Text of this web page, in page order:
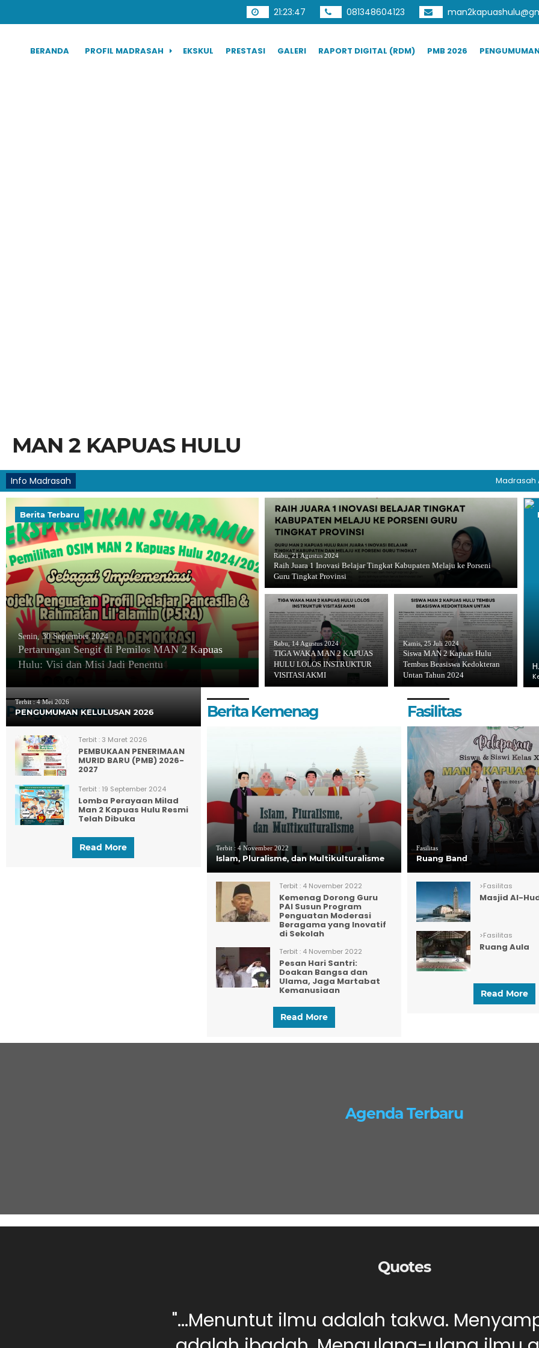
21:23:48 081348604123
BERANDA PROFIL MADRASAH EKSKUL PRESTASI GALERI RAPORT DIGITAL (RDM) PMB 2026
MAN 2 KAPUAS HULU
Info Madrasah Madrasah
Berita Terbaru
Senin, 30 September 2024
Pertarungan Sengit di Pemilos MAN 2 Kapuas
Hulu: Visi dan Misi Jadi Penentu
Rabu, 21 Agustus 2024
Raih Juara 1 Inovasi Belajar Tingkat Kabupaten Melaju ke Porseni
Guru Tingkat Provinsi
Rabu, 14 Agustus 2024
TIGA WAKA MAN 2 KAPUAS
HULU LOLOS INSTRUKTUR
VISITASI AKMI
Kamis, 25 Juli 2024
Siswa MAN 2 Kapuas Hulu
Tembus Beasiswa Kedokteran
Untan Tahun 2024
Pengumuman
Terbit :4 Mei 2026
PENGUMUMAN KELULUSAN 2026
Terbit : 3 Maret 2026
PEMBUKAAN PENERIMAAN
MURID BARU (PMB) 2026-
2027
Terbit : 19 September 2024
Lomba Perayaan Milad
Man 2 Kapuas Hulu Resmi
Telah Dibuka
Read More
Berita Kemenag
Terbit : 4 November 2022
Islam, Pluralisme, dan Multikulturalisme
Terbit :4 November 2022
Kemenag Dorong Guru
PAI Susun Program
Penguatan Moderasi
Beragama yang Inovatif
di Sekolah
Terbit :4 November 2022
Pesan Hari Santri:
Doakan Bangsa dan
Ulama, Jaga Martabat
Kemanusiaan
Read More
Fasilitas
Fasilitas
Ruang Band
>Fasilitas
Masjid Al-
>Fasilitas
Ruang Aula
Read More
Agenda Terbaru
Quotes
"...Menuntut ilmu adalah takwa.